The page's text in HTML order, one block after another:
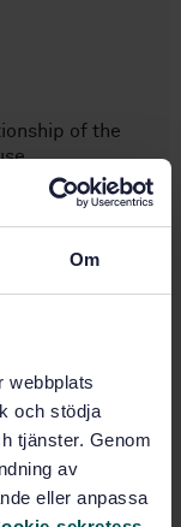
Om
webbplats
och stödja
tjänster. Genom
av
eller anpassa
of the
to
formulations or
in which they